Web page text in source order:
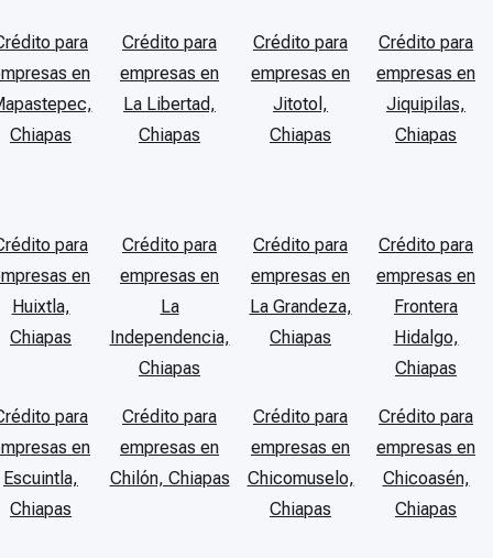
para
en
Chiapas
Crédito para
empresas en
La Libertad,
Chiapas
Crédito para
empresas en
Jitotol,
Chiapas
Crédito para
empresas en
Jiquipilas,
Chiapas
para
en
Huixtla,
Chiapas
Crédito para
empresas en
La
Independencia,
Chiapas
Crédito para
empresas en
La Grandeza,
Chiapas
Crédito para
empresas en
Frontera
Hidalgo,
Chiapas
para
en
Escuintla,
Chiapas
Crédito para
empresas en
Chilón, Chiapas
Crédito para
empresas en
Chicomuselo,
Chiapas
Crédito para
empresas en
Chicoasén,
Chiapas